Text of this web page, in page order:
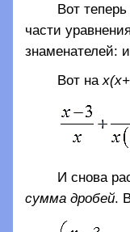
Вот теперь
части
знаменателей:
Вот на
И снова
сумма дробей.